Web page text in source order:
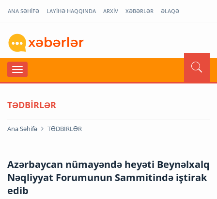
ANA SƏHİFƏ LAYİHƏ HAQQINDA ARXİV XƏBƏRLƏR ƏLAQƏ
TƏDBİRLƏR
Ana Səhifə TƏDBİRLƏR
Azərbaycan nümayəndə heyəti Beynəlxalq
Nəqliyyat Forumunun Sammitində iştirak
edib